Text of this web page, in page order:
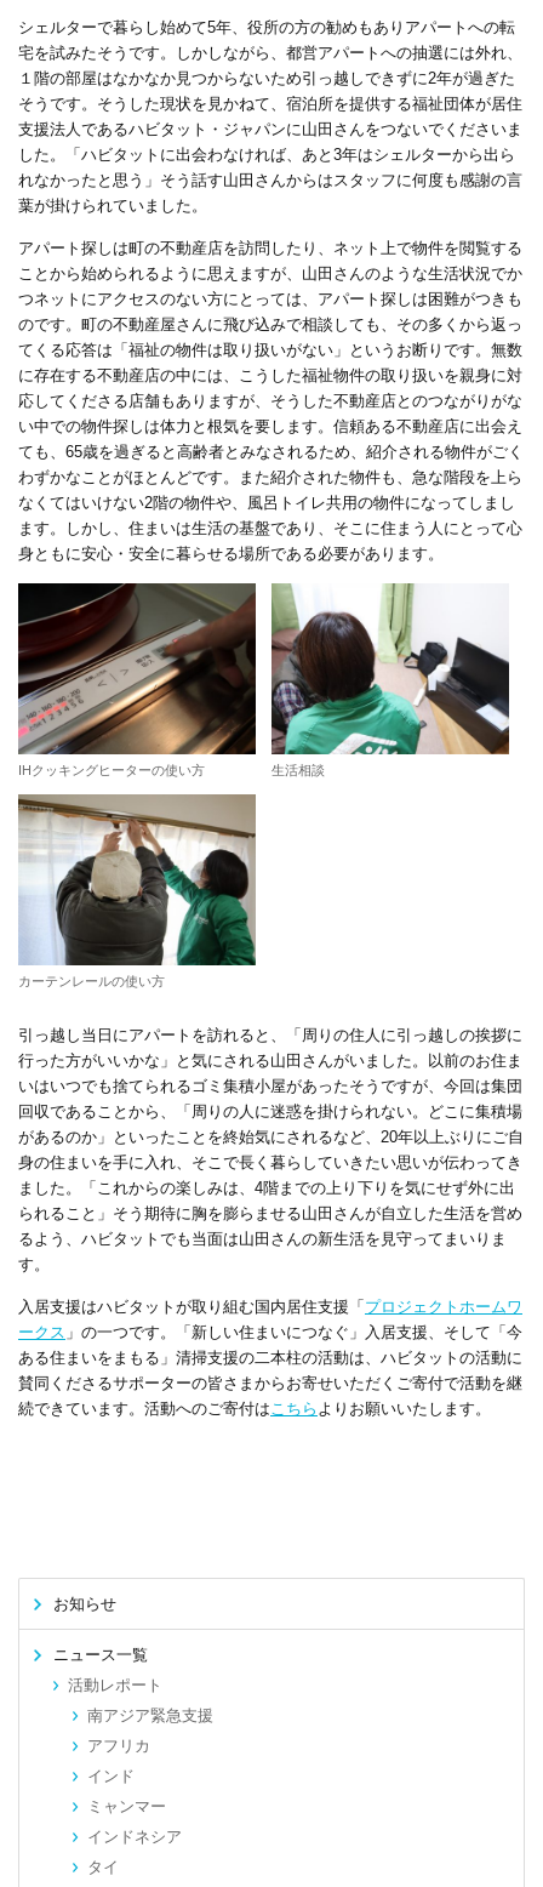
シェルターで暮らし始めて5年、役所の方の勧めもありアパートへの転
宅を試みたそうです。しかしながら、都営アパートへの抽選には外れ、
１階の部屋はなかなか見つからないため引っ越しできずに2年が過ぎた
そうです。そうした現状を見かねて、宿泊所を提供する福祉団体が居住
支援法人であるハビタット・ジャパンに山田さんをつないでくださいま
した。「ハビタットに出会わなければ、あと 3年はシェルターから出ら
れなかったと思う」そう話す山田さんからはスタッフに何度も感謝の言
葉が掛けられていました。
アパート探しは町の不動産店を訪問したり、ネット上で物件を閲覧する
ことから始められるように思えますが、山田さんのような生活状況でか
つネットにアクセスのない方にとっては、アパート探しは困難がつきも
のです。町の不動産屋さんに飛び込みで相談しても、その多くから返っ
てくる応答は「福祉の物件は取り扱いがない」というお断りです。無数
に存在する不動産店の中には、こうした福祉物件の取り扱いを親身に対
応してくださる店舗もありますが、そうした不動産店とのつながりがな
い中での物件探しは体力と根気を要します。信頼ある不動産店に出会え
ても、 65歳を過ぎると高齢者とみなされるため、紹介される物件がごく
わずかなことがほとんどです。また紹介された物件も、急な階段を上ら
なくてはいけない2階の物件や、風呂トイレ共用の物件になってしまし
ます。しかし、住まいは生活の基盤であり、そこに住まう人にとって心
身ともに安心・安全に暮らせる場所である必要があります。
IHクッキングヒーターの使い方 生活相談
カーテンレールの使い方
引っ越し当日にアパートを訪れると、「周りの住人に引っ越しの挨拶に
行った方がいいかな」と気にされる山田さんがいました。以前のお住ま
いはいつでも捨てられるゴミ集積小屋があったそうですが、今回は集団
回収であることから、「周りの人に迷惑を掛けられない。どこに集積場
があるのか」といったことを終始気にされるなど、 20年以上ぶりにご自
身の住まいを手に入れ、そこで長く暮らしていきたい思いが伝わってき
ました。「これからの楽しみは、 4階までの上り下りを気にせず外に出
られること」そう期待に胸を膨らませる山田さんが自立した生活を営め
るよう、ハビタットでも当面は山田さんの新生活を見守ってまいりま
す。
入居支援はハビタットが取り組む国内居住支援「 プロジェクトホームワ
ークス 」の一つです。「新しい住まいにつなぐ」入居支援、そして「今
ある住まいをまもる」清掃支援の二本柱の活動は、ハビタットの活動に
賛同くださるサポーターの皆さまからお寄せいただくご寄付で活動を継
続できています。活動へのご寄付はこちら よりお願いいたします。
お知らせ
ニュース一覧
活動レポート
南アジア緊急支援
アフリカ
インド
ミャンマー
インドネシア
タイ